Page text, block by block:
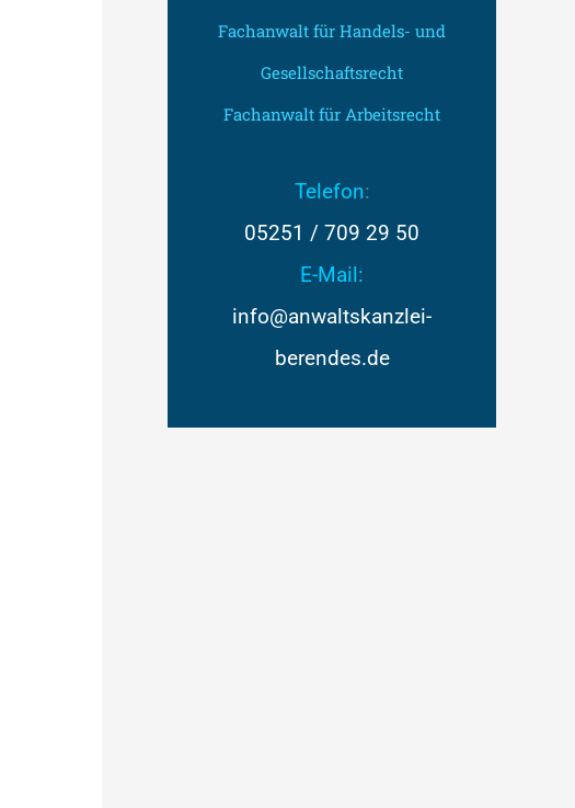
Fachanwalt für Handels- und
Gesellschaftsrecht
Fachanwalt für Arbeitsrecht
Telefon:
05251 / 709 29 50
E-Mail:
info@anwaltskanzlei-
berendes.de